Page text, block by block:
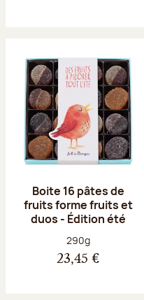
Boite 16 pâtes de
fruits forme fruits et
duos - Édition été
Poids net :
290g
23,45 €